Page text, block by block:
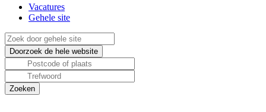
Vacatures
Gehele site